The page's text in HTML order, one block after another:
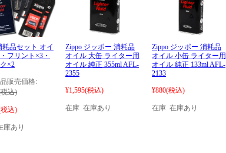
耗品セット オイ
フリント×3・
×2
販売価格:
込)
込)
庫あり
Zippo ジッポー 消耗品
オイル 大缶 ライター用
オイル 純正 355ml AFL-
2355
¥1,595(税込)
在庫 在庫あり
Zippo ジッポー 消耗品
オイル 小缶 ライター用
オイル 純正 133ml AFL-
2133
¥880(税込)
在庫 在庫あり